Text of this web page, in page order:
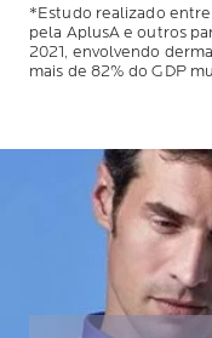
*Estudo realizado
pela AplusA e outros
2021, envolvendo
mais de 82% do GDP